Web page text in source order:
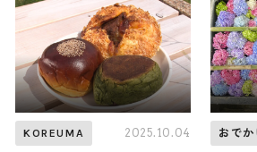
KOREUMA 2025.10.04 おでか